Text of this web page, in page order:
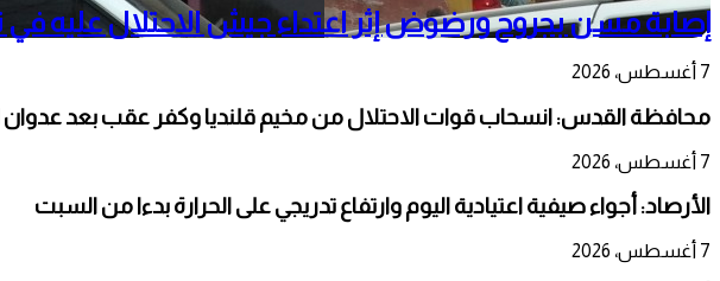
إصابة مسن بجروح ورضوض إثر اعتداء جيش الاحتلال عليه في
7 أغسطس، 2026
محافظة القدس: انسحاب قوات الاحتلال من مخيم قلنديا وكفر عقب بعد عدوان
7 أغسطس، 2026
الأرصاد: أجواء صيفية اعتيادية اليوم وارتفاع تدريجي على الحرارة بدءا من السبت
7 أغسطس، 2026